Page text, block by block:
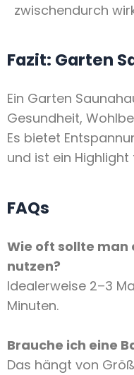
zwischendurch
Fazit: Garten
Ein Garten
Gesundheit,
Es bietet
und ist ein
FAQs
Wie oft sollte man
nutzen?
Idealerweise 2–3
Minuten.
Brauche ich eine
Das hängt von